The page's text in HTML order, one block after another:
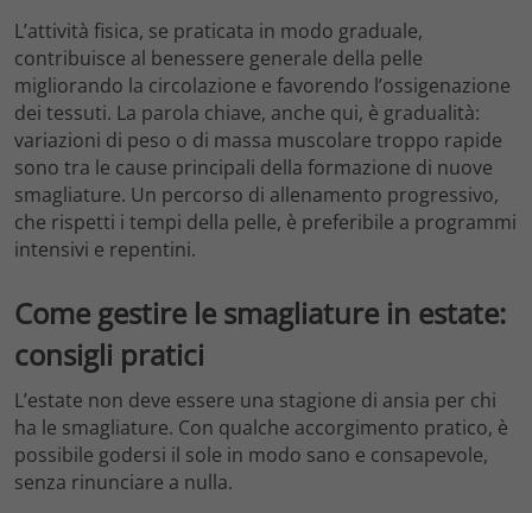
L’attività fisica, se praticata in modo graduale,
contribuisce al benessere generale della pelle
migliorando la circolazione e favorendo l’ossigenazione
dei tessuti. La parola chiave, anche qui, è gradualità:
variazioni di peso o di massa muscolare troppo rapide
sono tra le cause principali della formazione di nuove
smagliature. Un percorso di allenamento progressivo,
che rispetti i tempi della pelle, è preferibile a programmi
intensivi e repentini.
Come gestire le smagliature in estate:
consigli pratici
L’estate non deve essere una stagione di ansia per chi
ha le smagliature. Con qualche accorgimento pratico, è
possibile godersi il sole in modo sano e consapevole,
senza rinunciare a nulla.